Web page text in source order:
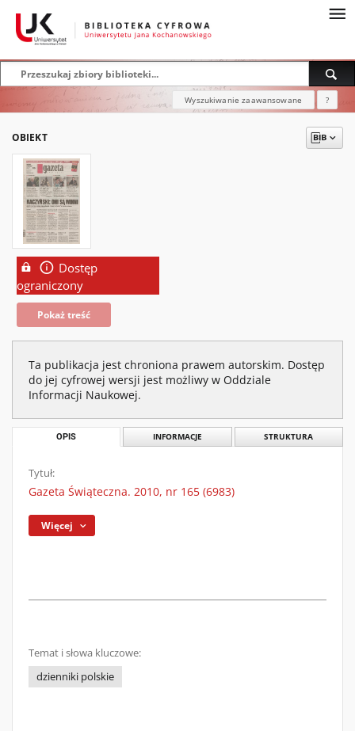
Wyszukiwanie zaawansowane ?
OBIEKT
Dostęp
ograniczony
Pokaż treść
Ta publikacja jest chroniona prawem autorskim. Dostęp
do jej cyfrowej wersji jest możliwy w Oddziale
Informacji Naukowej.
OPIS INFORMACJE STRUKTURA
Tytuł:
Gazeta Świąteczna. 2010, nr 165 (6983)
Więcej
Temat i słowa kluczowe:
dzienniki polskie